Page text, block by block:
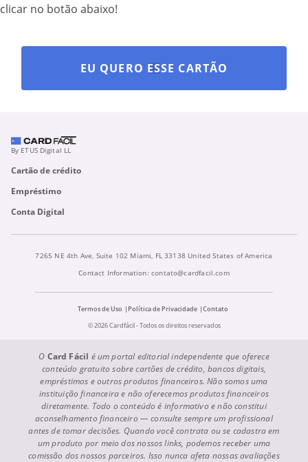
clicar no botão abaixo!
EU QUERO ESSE CARTÃO
By ETUS Digital LL
Cartão de crédito
Empréstimo
Conta Digital
7265 NE 4th Ave, Suite 102 Miami, FL 33138 United States of America
Contact Information: contato@cardfacil.com
Termos de Uso Política de Privacidade
Contato
© 2026 Cardfácil - Todos os direitos reservados
O Card Fácil é um portal editorial independente que oferece
conteúdo gratuito sobre cartões de crédito, bancos digitais,
empréstimos e outros produtos financeiros. Não somos uma
instituição financeira e não oferecemos produtos financeiros
diretamente. Todo o conteúdo é informativo e não constitui
aconselhamento financeiro — consulte sempre um profissional
antes de tomar decisões. Quando você contrata ou se cadastra em
um produto por meio dos nossos links, podemos receber uma
comissão dos nossos parceiros. Isso nunca afeta nossas avaliações